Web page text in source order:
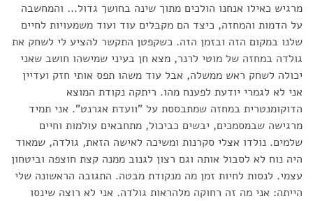
מרגיש כאילו אנחנו הולכים מתוך שינה בחושך גדול... והמחשבה
על הדמות והמחזה, כיצד הם מקבלים עוד ועוד משמעויות לחיים
שלנו במקום הזה ובזמן הזה. כשקפטן התקשר להציע לי לשחק את
גולדה במחזה של מוטי לרנר, מצא חן בעיני שמישהו חושב שאני
יכולה לשחק ראש ממשלה, אבל עוד משהו תפס אותי חזק ועדיין
אני לא לגמרי יודעת לפענח מהו. ריתקה נקודת המוצא
הדוקומנטרית במחזה שמתבססת על "וועדת אגרנט". אני תמיד
מרגישה שבמסמכים, יבשים כביכול, מתחבאים עולמות וחיים
שלמים. נולדו אצלי סקרנות ומשיכה לאישה הזאת, גולדה, שמאוד
היה נוח לא לסבול אותה וגם רצון לגנוב ממנה קצת חוצפה וביטחון
עצמי. לנסות לחיות זמן מה מנקודת מבטה. התגובה הראשונה שלי
הייתה: אני מה זה רחוקה מלהראות גולדה. אני לא רוצה שינסו